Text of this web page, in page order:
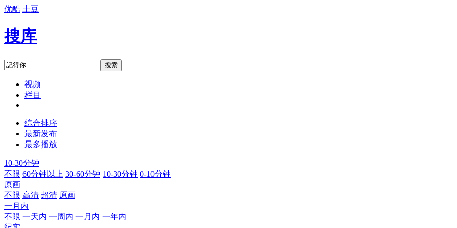
优酷 土豆
搜库
搜索
视频
栏目
综合排序
最新发布
最多播放
10-30分钟
不限 60分钟以上 30-60分钟 10-30分钟 0-10分钟
原画
不限 高清 超清 原画
一月内
不限 一天内 一周内 一月内 一年内